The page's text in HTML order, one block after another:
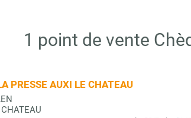
1 point de vente
PRESSE AUXI LE CHATEAU